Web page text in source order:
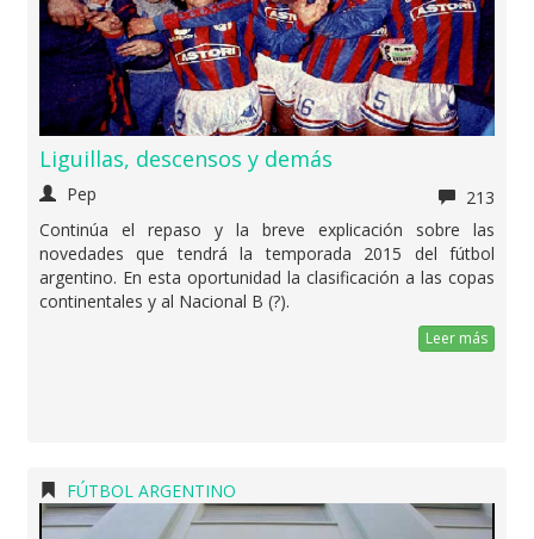
Liguillas, descensos y demás
Pep
213
Continúa el repaso y la breve explicación sobre las
novedades que tendrá la temporada 2015 del fútbol
argentino. En esta oportunidad la clasificación a las copas
continentales y al Nacional B (?).
Leer más
FÚTBOL ARGENTINO